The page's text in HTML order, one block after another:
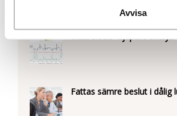
Avvisa
IntabCloud- djupare analys
Fattas sämre beslut i dålig